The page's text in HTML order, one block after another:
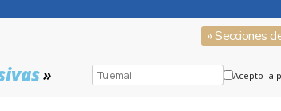
» Secciones
» Acepto la